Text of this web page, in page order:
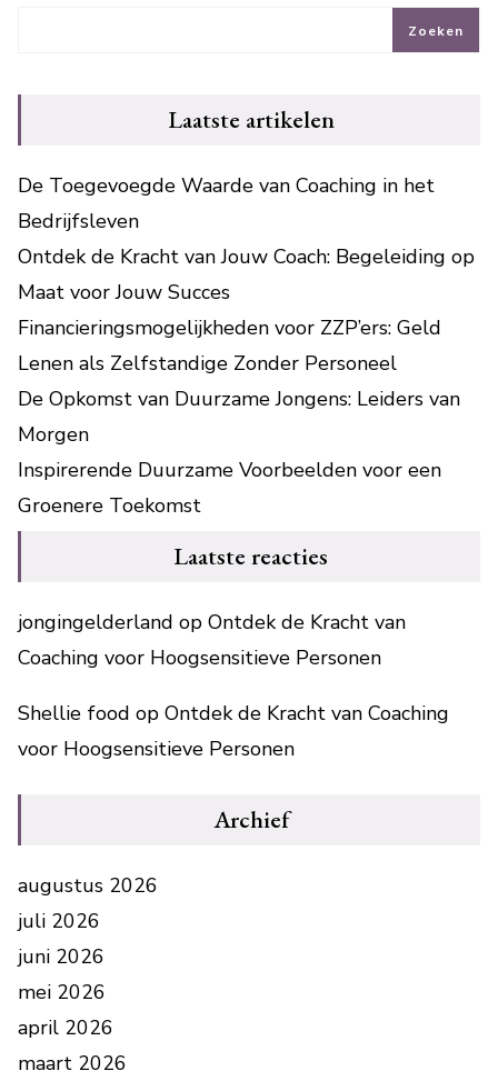
Zoeken
Laatste artikelen
De Toegevoegde Waarde van Coaching in het
Bedrijfsleven
Ontdek de Kracht van Jouw Coach: Begeleiding op
Maat voor Jouw Succes
Financieringsmogelijkheden voor ZZP’ers: Geld
Lenen als Zelfstandige Zonder Personeel
De Opkomst van Duurzame Jongens: Leiders van
Morgen
Inspirerende Duurzame Voorbeelden voor een
Groenere Toekomst
Laatste reacties
jongingelderland op Ontdek de Kracht van
Coaching voor Hoogsensitieve Personen
Shellie food op Ontdek de Kracht van Coaching
voor Hoogsensitieve Personen
Archief
augustus 2026
juli 2026
juni 2026
mei 2026
april 2026
maart 2026